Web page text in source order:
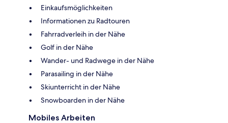
Einkaufsmöglichkeiten
Informationen zu Radtouren
Fahrradverleih in der Nähe
Golf in der Nähe
Wander- und Radwege in der Nähe
Parasailing in der Nähe
Skiunterricht in der Nähe
Snowboarden in der Nähe
Mobiles Arbeiten